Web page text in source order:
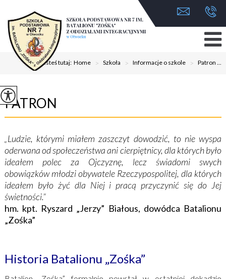
Jesteś tutaj:Home > Szkoła > Informacje o szkole > Patron ...
PATRON
„Ludzie, którymi miałem zaszczyt dowodzić, to nie wyspa
oderwana od społeczeństwa ani cierpiętnicy, dla których było
ideałem polec za Ojczyznę, lecz świadomi swych
obowiązków młodzi obywatele Rzeczypospolitej, dla których
ideałem było żyć dla Niej i pracą przyczynić się do Jej
świetności.”
hm. kpt. Ryszard „Jerzy” Białous, dowódca Batalionu
„Zośka”
Historia Batalionu „Zośka”